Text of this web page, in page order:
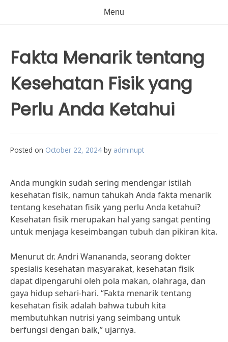
Menu
Fakta Menarik tentang
Kesehatan Fisik yang
Perlu Anda Ketahui
Posted on October 22, 2024 by adminupt
Anda mungkin sudah sering mendengar istilah
kesehatan fisik, namun tahukah Anda fakta menarik
tentang kesehatan fisik yang perlu Anda ketahui?
Kesehatan fisik merupakan hal yang sangat penting
untuk menjaga keseimbangan tubuh dan pikiran kita.
Menurut dr. Andri Wanananda, seorang dokter
spesialis kesehatan masyarakat, kesehatan fisik
dapat dipengaruhi oleh pola makan, olahraga, dan
gaya hidup sehari-hari. “Fakta menarik tentang
kesehatan fisik adalah bahwa tubuh kita
membutuhkan nutrisi yang seimbang untuk
berfungsi dengan baik,” ujarnya.